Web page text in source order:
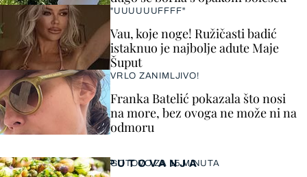
"UUUUUUFFFF"
Vau, koje noge! Ružičasti badić
istaknuo je najbolje adute Maje
Šuput
VRLO ZANIMLJIVO!
Franka Batelić pokazala što nosi
na more, bez ovoga ne može ni na
odmoru
PUTOVANJA
GOTOVO ZA 15 MINUTA